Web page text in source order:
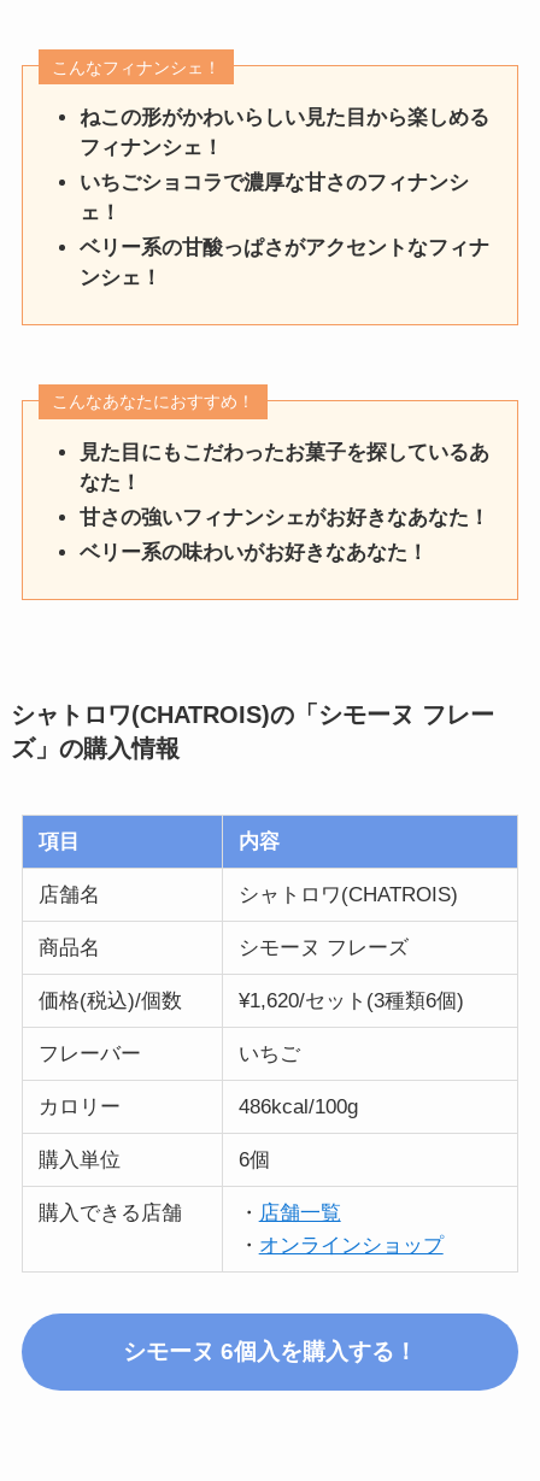
こんなフィナンシェ！
ねこの形がかわいらしい見た目から楽しめる
フィナンシェ！
いちごショコラで濃厚な甘さのフィナンシ
ェ！
ベリー系の甘酸っぱさがアクセントなフィナ
ンシェ！
こんなあなたにおすすめ！
見た目にもこだわったお菓子を探しているあ
なた！
甘さの強いフィナンシェがお好きなあなた！
ベリー系の味わいがお好きなあなた！
シャトロワ(CHATROIS)の「シモーヌ フレー
ズ」 の購入情報
項目 内容
店舗名 シャトロワ(CHATROIS)
商品名 シモーヌ フレーズ
価格(税込)/個数 ¥1,620/セット(3種類6個)
フレーバー いちご
カロリー 486kcal/100g
購入単位 6個
購入できる店舗 ・ 店舗一覧
・ オンラインショップ
シモーヌ 6個入 を購入する！